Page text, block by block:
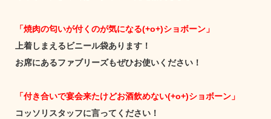
「焼肉の匂いが付くのが気になる(+o+)ショボーン」
上着しまえるビニール袋あります！
お席にあるファブリーズもぜひお使いください！
「付き合いで宴会来たけどお酒飲めない(+o+)ショボーン」
コッソリスタッフに言ってください！